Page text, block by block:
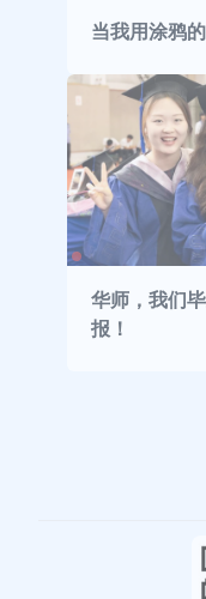
当我用涂鸦
华师，我们
报！